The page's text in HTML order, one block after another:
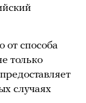
способа
только
случаях